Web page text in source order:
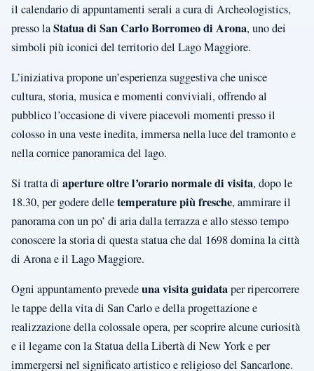
il calendario di appuntamenti serali a cura di Archeologistics,
presso laStatua di San Carlo Borromeo di Arona, uno dei
simboli più iconici del territorio del Lago Maggiore.
L’iniziativa propone un’esperienza suggestiva che unisce
cultura, storia, musica e momenti conviviali, offrendo al
pubblico l’occasione di vivere piacevoli momenti presso il
colosso in una veste inedita, immersa nella luce del tramonto e
nella cornice panoramica del lago.
Si tratta di aperture oltre l’orario normale di visita, dopo le
18.30, per godere delletemperature più fresche, ammirare il
panorama con un po’ di aria dalla terrazza e allo stesso tempo
conoscere la storia di questa statua che dal 1698 domina la città
di Arona e il Lago Maggiore.
Ogni appuntamento prevedeuna visita guidataper ripercorrere
le tappe della vita di San Carlo e della progettazione e
realizzazione della colossale opera, per scoprire alcune curiosità
e il legame con la Statua della Libertà di New York e per
immergersi nel significato artistico e religioso del Sancarlone.